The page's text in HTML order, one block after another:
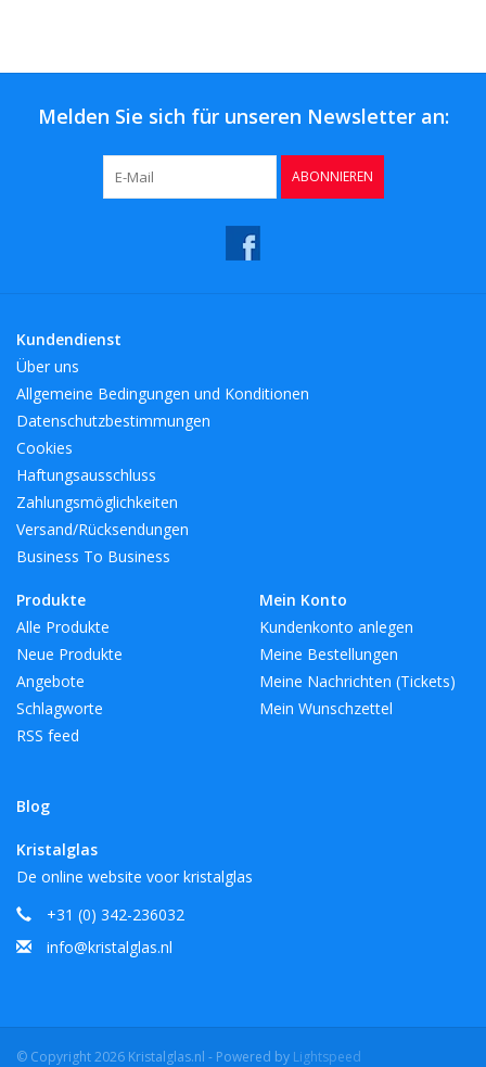
Melden Sie sich für unseren Newsletter an:
ABONNIEREN
Kundendienst
Über uns
Allgemeine Bedingungen und Konditionen
Datenschutzbestimmungen
Cookies
Haftungsausschluss
Zahlungsmöglichkeiten
Versand/Rücksendungen
Business To Business
Produkte
Alle Produkte
Neue Produkte
Angebote
Schlagworte
RSS feed
Blog
Mein Konto
Kundenkonto anlegen
Meine Bestellungen
Meine Nachrichten (Tickets)
Mein Wunschzettel
Kristalglas
De online website voor kristalglas
+31 (0) 342-236032
info@kristalglas.nl
© Copyright 2026 Kristalglas.nl - Powered by Lightspeed